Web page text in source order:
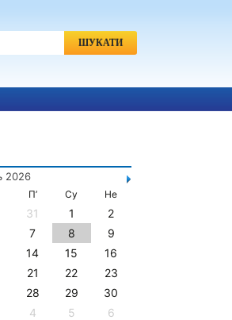
Пошук:
2026
П’ Су Не
31 1
2
7 8
9
14 15
16
21 22
23
28 29
30
4 5 6